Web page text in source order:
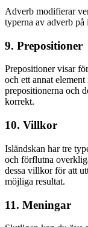
Adverb modifierar
typerna av adverb på
9. Prepositioner
Prepositioner visar
och ett annat
prepositionerna och
korrekt.
10. Villkor
Isländskan har tre
och förflutna
dessa villkor för att
möjliga resultat.
11. Meningar